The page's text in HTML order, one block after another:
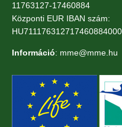
11763127-17460884
Központi EUR IBAN szám:
Információ: mme@mme.hu